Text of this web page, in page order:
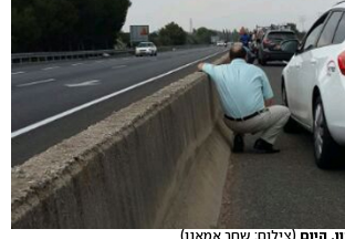
(צילום: שחר אמאנו)